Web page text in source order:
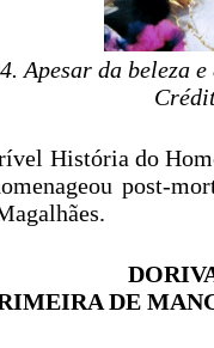
Apesar da beleza
História do
post-
DE